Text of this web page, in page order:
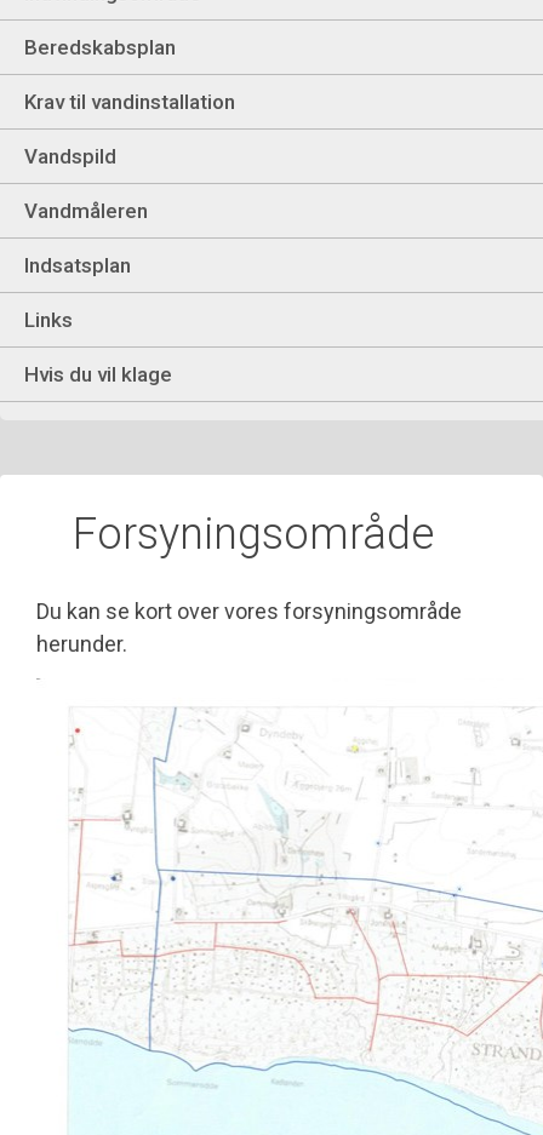
Beredskabsplan
Krav til vandinstallation
Vandspild
Vandmåleren
Indsatsplan
Links
Hvis du vil klage
Forsyningsområde
Du kan se kort over vores forsyningsområde
herunder.